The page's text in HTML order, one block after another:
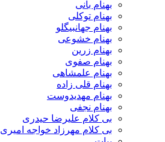
بهنام بانی
بهنام توکلی
بهنام جهانبیگلو
بهنام خشوعی
بهنام زرین
بهنام صفوی
بهنام علمشاهی
بهنام قلی زاده
بهنام مهدیدوست
بهنام نجفی
بی کلام علیرضا حیدری
بی کلام مهرزاد خواجه امیری